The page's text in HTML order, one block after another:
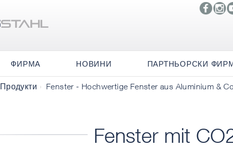
ФИРМА НОВИНИ ПАРТНЬОРСКИ
Продукти Fenster - Hochwertige Fenster aus Aluminium &
Fenster mit